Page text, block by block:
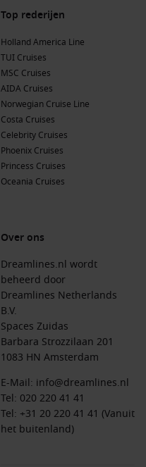
Top rederijen
Holland America Line
TUI Cruises
MSC Cruises
AIDA Cruises
Norwegian Cruise Line
Costa Cruises
Celebrity Cruises
Phoenix Cruises
Princess Cruises
Oceania Cruises
Over ons
Dreamlines.nl wordt
beheerd door
Dreamlines Netherlands
B.V.
Spaces Zuidas
Barbara Strozzilaan 201
1083 HN Amsterdam
E-Mail: info@dreamlines.nl
Tel: 020 220 41 41
Tel: +31 20 220 41 41 (Vanuit
het buitenland)